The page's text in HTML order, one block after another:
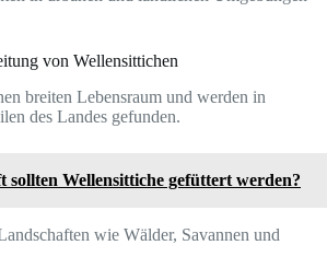
von Wellensittichen
breiten Lebensraum und werden in
des Landes gefunden.
sollten Wellensittiche gefüttert werden?
wie Wälder, Savannen und